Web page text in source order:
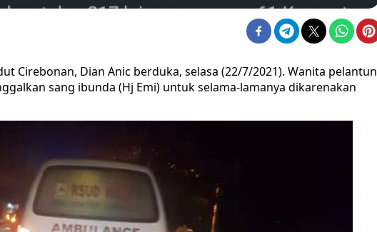
Cirebonan, Dian Anic berduka, selasa (22/7/2021). Wanita pelantun
sang ibunda (Hj Emi) untuk selama-lamanya dikarenakan